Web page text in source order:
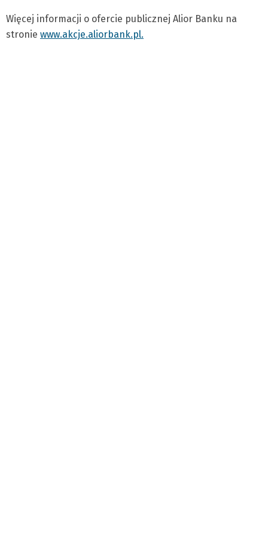
Więcej informacji o ofercie publicznej Alior Banku na
stronie www.akcje.aliorbank.pl.